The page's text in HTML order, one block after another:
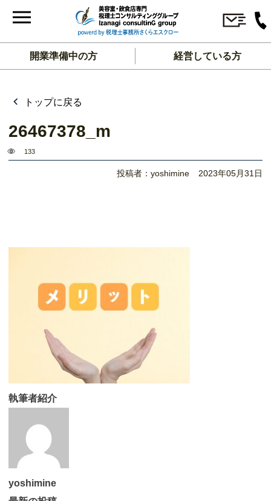
開業準備中の方 経営している方
トップに戻る
26467378_m
133
投稿者：yoshimine 2023年05月31日
執筆者紹介
yoshimine